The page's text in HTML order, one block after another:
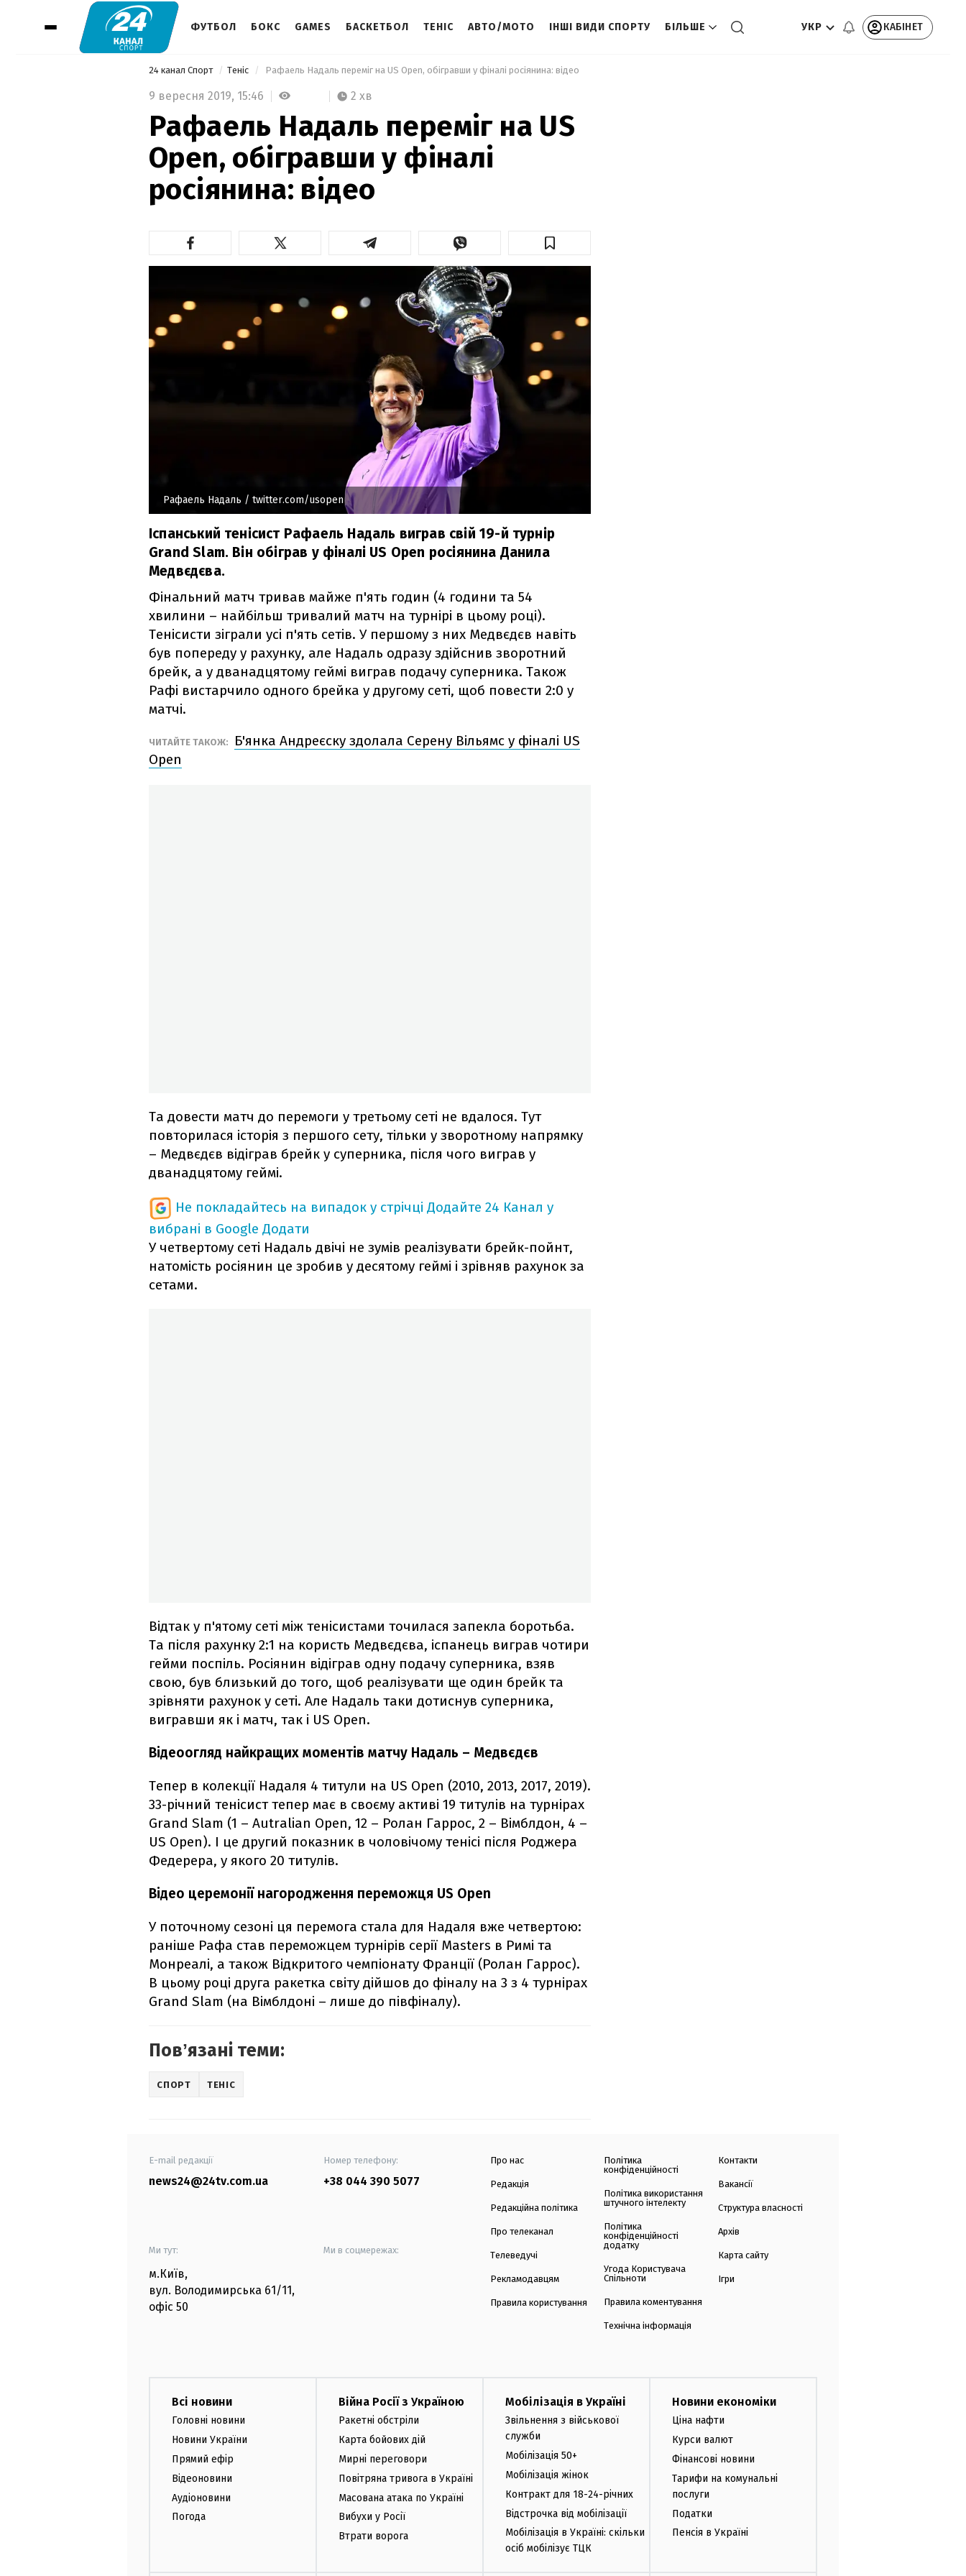
ФУТБОЛ БОКС GAMES БАСКЕТБОЛ ТЕНІС АВТО/МОТО ІНШІ ВИДИ СПОРТУ БІЛЬШЕ УКР КАБІНЕТ
24 канал Спорт Теніс Рафаель Надаль переміг на US Open, обігравши у фіналі росіянина: відео
9 вересня 2019, 15:46 2 хв
Рафаель Надаль переміг на US
Open, обігравши у фіналі
росіянина: відео
Рафаель Надаль / twitter.com/usopen
Іспанський тенісист Рафаель Надаль виграв свій 19-й турнір
Grand Slam. Він обіграв у фіналі US Open росіянина Данила
Медвєдєва.
Фінальний матч тривав майже п'ять годин (4 години та 54
хвилини – найбільш тривалий матч на турнірі в цьому році).
Тенісисти зіграли усі п'ять сетів. У першому з них Медвєдєв навіть
був попереду у рахунку, але Надаль одразу здійснив зворотний
брейк, а у дванадцятому геймі виграв подачу суперника. Також
Рафі вистарчило одного брейка у другому сеті, щоб повести 2:0 у
матчі.
ЧИТАЙТЕ ТАКОЖ:
Б'янка Андреєску здолала Серену Вільямс у фіналі US
Open
Та довести матч до перемоги у третьому сеті не вдалося. Тут
повторилася історія з першого сету, тільки у зворотному напрямку
– Медвєдєв відіграв брейк у суперника, після чого виграв у
дванадцятому геймі.
Не покладайтесь на випадок у стрічці Додайте 24 Канал у
вибрані в Google Додати
У четвертому сеті Надаль двічі не зумів реалізувати брейк-пойнт,
натомість росіянин це зробив у десятому геймі і зрівняв рахунок за
сетами.
Відтак у п'ятому сеті між тенісистами точилася запекла боротьба.
Та після рахунку 2:1 на користь Медвєдєва, іспанець виграв чотири
гейми поспіль. Росіянин відіграв одну подачу суперника, взяв
свою, був близький до того, щоб реалізувати ще один брейк та
зрівняти рахунок у сеті. Але Надаль таки дотиснув суперника,
вигравши як і матч, так і US Open.
Відеоогляд найкращих моментів матчу Надаль – Медвєдєв
Тепер в колекції Надаля 4 титули на US Open (2010, 2013, 2017, 2019).
33-річний тенісист тепер має в своєму активі 19 титулів на турнірах
Grand Slam (1 – Autralian Open, 12 – Ролан Гаррос, 2 – Вімблдон, 4 –
US Open). І це другий показник в чоловічому тенісі після Роджера
Федерера, у якого 20 титулів.
Відео церемонії нагородження переможця US Open
У поточному сезоні ця перемога стала для Надаля вже четвертою:
раніше Рафа став переможцем турнірів серії Masters в Римі та
Монреалі, а також Відкритого чемпіонату Франції (Ролан Гаррос).
В цьому році друга ракетка світу дійшов до фіналу на 3 з 4 турнірах
Grand Slam (на Вімблдоні – лише до півфіналу).
Повʼязані теми:
СПОРТ ТЕНІС
E-mail редакції
news24@24tv.com.ua
Номер телефону:
+38 044 390 5077
Ми тут:
м.Київ,
вул. Володимирська 61/11,
офіс 50
Ми в соцмережах:
Про нас
Редакція
Редакційна політика
Про телеканал
Телеведучі
Рекламодавцям
Правила користування
Політика
конфіденційності
Політика використання
штучного інтелекту
Політика
конфіденційності
додатку
Угода Користувача
Спільноти
Правила коментування
Технічна інформація
Контакти
Вакансії
Структура власності
Архів
Карта сайту
Ігри
Всі новини
Головні новини
Новини України
Прямий ефір
Відеоновини
Аудіоновини
Погода
Війна Росії з Україною
Ракетні обстріли
Карта бойових дій
Мирні переговори
Повітряна тривога в Україні
Масована атака по Україні
Вибухи у Росії
Втрати ворога
Мобілізація в Україні
Звільнення з військової
служби
Мобілізація 50+
Мобілізація жінок
Контракт для 18-24-річних
Відстрочка від мобілізації
Мобілізація в Україні: скільки
осіб мобілізує ТЦК
Новини економіки
Ціна нафти
Курси валют
Фінансові новини
Тарифи на комунальні
послуги
Податки
Пенсія в Україні